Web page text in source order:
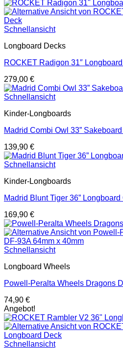
Schnellansicht
Longboard Decks
ROCKET Radigon 31″
279,00 €
Schnellansicht
Kinder-Longboards
Madrid Combi Owl 33”
139,90 €
Schnellansicht
Kinder-Longboards
Madrid Blunt Tiger 36”
169,90 €
Schnellansicht
Longboard Wheels
Powell-Peralta Wheels Dragons
74,90 €
Angebot!
Schnellansicht